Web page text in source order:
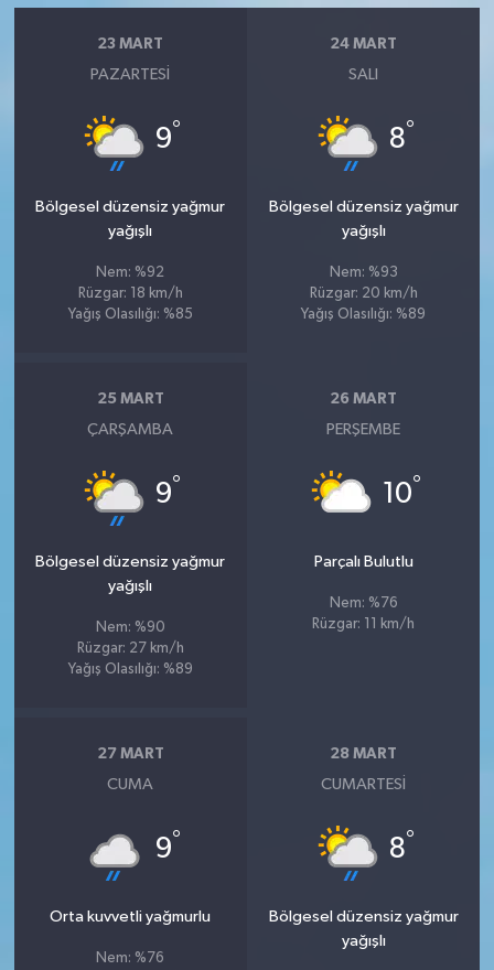
23 MART
PAZARTESI
9°
Bölgesel düzensiz yağmur
yağışlı
Nem: %92
Rüzgar: 18 km/h
Yağış Olasılığı: %85
24 MART
SALI
8°
Bölgesel düzensiz yağmur
yağışlı
Nem: %93
Rüzgar: 20 km/h
Yağış Olasılığı: %89
25 MART
ÇARŞAMBA
9°
Bölgesel düzensiz yağmur
yağışlı
Nem: %90
Rüzgar: 27 km/h
Yağış Olasılığı: %89
26 MART
PERŞEMBE
10°
Parçalı Bulutlu
Nem: %76
Rüzgar: 11 km/h
27 MART
CUMA
9°
Orta kuvvetli yağmurlu
Nem: %76
28 MART
CUMARTESI
8°
Bölgesel düzensiz yağmur
yağışlı